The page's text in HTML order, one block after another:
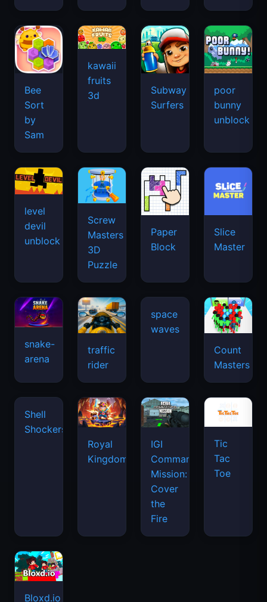
Bee
Sort
by
Sam
kawaii
fruits
3d
Subway
Surfers
poor
bunny
unblock
level
devil
unblock
Screw
Masters
3D
Puzzle
Paper
Block
Slice
Master
snake-
arena
traffic
rider
Count
Masters
Royal
IGI
Commando
Mission:
Cover
the
Tic
Tac